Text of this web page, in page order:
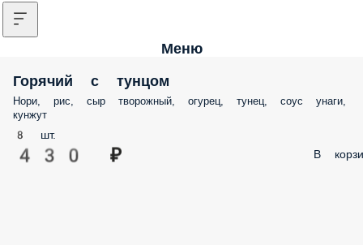
Меню
Горячий с тунцом
Нори, рис, сыр творожный, огурец, тунец, соус унаги,
кунжут
8 шт.
430 ₽ В